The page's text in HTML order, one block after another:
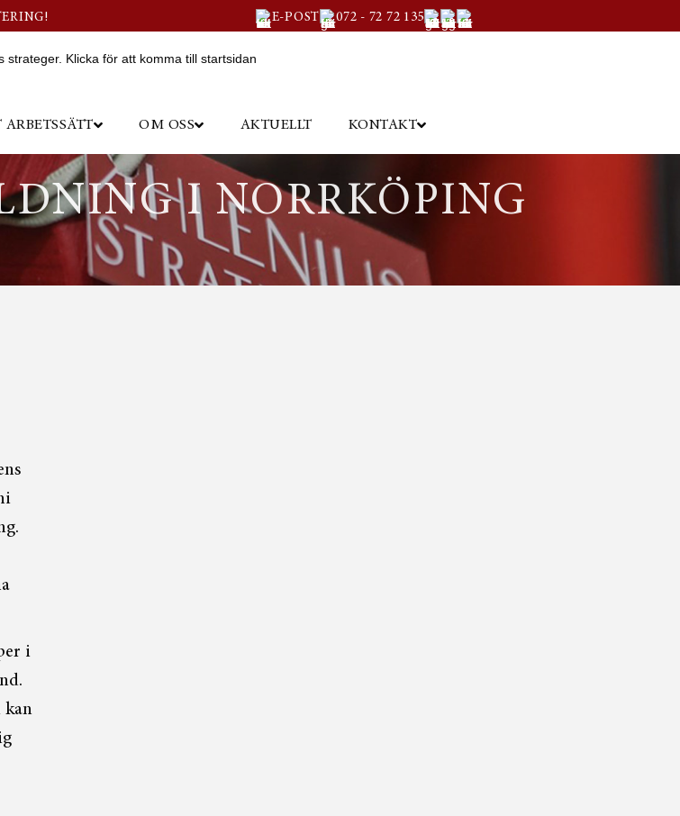
E-POST 072 - 72 72 135
ARBETSSÄTT OM OSS AKTUELLT KONTAKT
I NORRKÖPING
i
kan